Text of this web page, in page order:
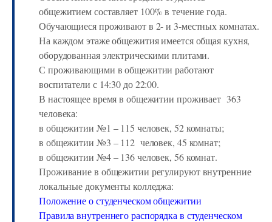
общежитием составляет 100% в течение года.
Обучающиеся проживают в 2- и 3-местных комнатах.
На каждом этаже общежития имеется общая кухня,
оборудованная электрическими плитами.
С проживающими в общежитии работают
воспитатели с 14:30 до 22:00.
В настоящее время в общежитии проживает 363
человека:
в общежитии №1 – 115 человек, 52 комнаты;
в общежитии №3 – 112 человек, 45 комнат;
в общежитии №4 – 136 человек, 56 комнат.
Проживание в общежитии регулируют внутренние
локальные документы колледжа:
Положение о студенческом общежитии
Правила внутреннего распорядка в студенческом